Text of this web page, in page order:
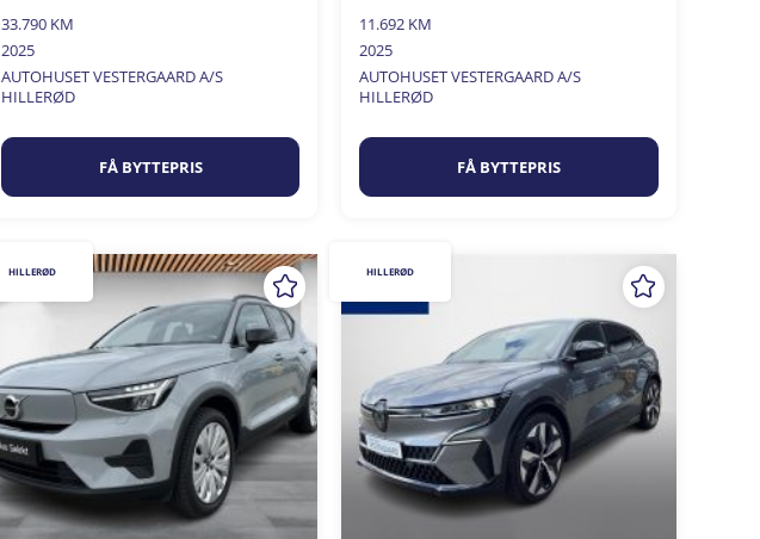
33.790 KM
2025
AUTOHUSET VESTERGAARD A/S
HILLERØD
FÅ BYTTEPRIS
11.692 KM
2025
AUTOHUSET VESTERGAARD A/S
HILLERØD
FÅ BYTTEPRIS
HILLERØD HILLERØD